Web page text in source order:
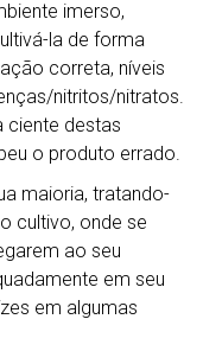
imerso,
la de forma
correta, níveis
nitritos/nitratos.
ciente destas
o produto errado.
maioria, tratando-
cultivo, onde se
ao seu
em seu
em algumas